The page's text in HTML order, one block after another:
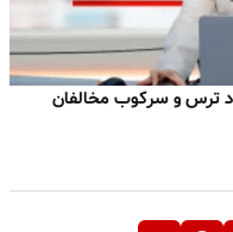
ترس و سرکوب مخالفان